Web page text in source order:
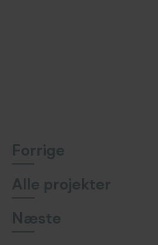
Forrige
Alle projekter
Næste